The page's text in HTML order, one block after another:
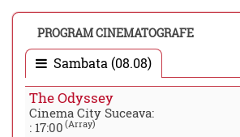
PROGRAM CINEMATOGRAFE
Sambata (08.08)
The Odyssey
Cinema City Suceava:
: 17:00 (Array)